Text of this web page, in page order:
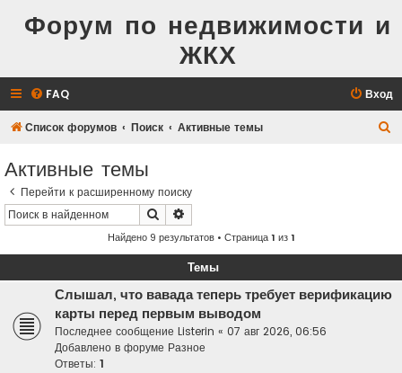
Форум по недвижимости и
ЖКХ
FAQ Вход
Список форумов Поиск Активные темы
Активные темы
Перейти к расширенному поиску
Поиск
Найдено 9 результатов • Страница1 из1
Темы
Слышал, что вавада теперь требует верификацию
карты перед первым выводом
Последнее сообщение Listerin « 07 авг 2026, 06:56
Добавлено в форуме Разное
Ответы: 1